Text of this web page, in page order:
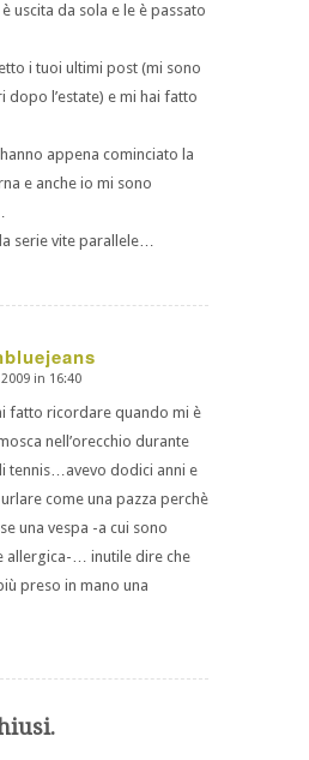
uscita da sola e le è passato
i tuoi ultimi post (mi sono
dopo l’estate) e mi hai fatto
appena cominciato la
e anche io mi sono
serie vite parallele…
in 16:40
fatto ricordare quando mi è
nell’orecchio durante
tennis…avevo dodici anni e
come una pazza perchè
una vespa -a cui sono
allergica-… inutile dire che
preso in mano una